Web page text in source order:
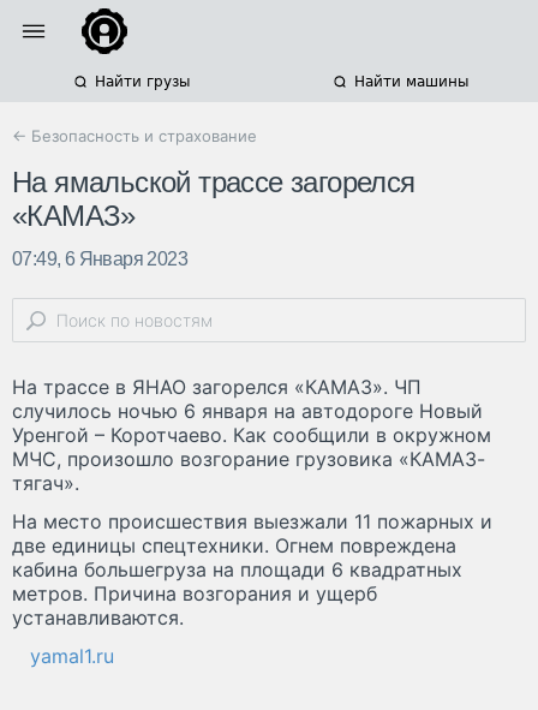
Найти грузы Найти машины
← Безопасность и страхование
На ямальской трассе загорелся
«КАМАЗ»
07:49, 6 Января 2023
На трассе в ЯНАО загорелся «КАМАЗ». ЧП
случилось ночью 6 января на автодороге Новый
Уренгой – Коротчаево. Как сообщили в окружном
МЧС, произошло возгорание грузовика «КАМАЗ-
тягач».
На место происшествия выезжали 11 пожарных и
две единицы спецтехники. Огнем повреждена
кабина большегруза на площади 6 квадратных
метров. Причина возгорания и ущерб
устанавливаются.
yamal1.ru